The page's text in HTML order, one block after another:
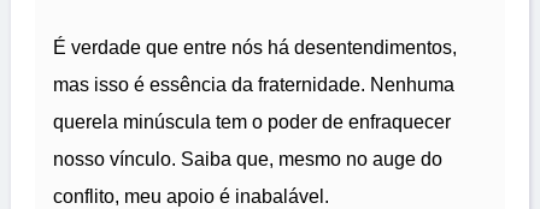
É verdade que entre nós há desentendimentos,
mas isso é essência da fraternidade. Nenhuma
querela minúscula tem o poder de enfraquecer
nosso vínculo. Saiba que, mesmo no auge do
conflito, meu apoio é inabalável.